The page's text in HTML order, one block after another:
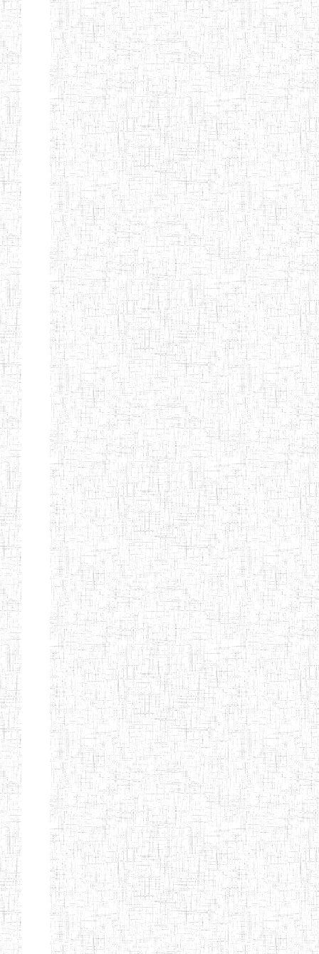
ENIEG
BILINGUE
MATSIAZE
10/07/2000 ENIEG Privé
ENPIEG
BILINGUE
SENTTI-IBES
20/08/2015 ENIEG Privé
ENIEG PRIVEE
BILINGUE LES
ROSSIGNOLS
MAJORS
06/06/2016 ENIEG Privé
ENI PRIVEE
LAIQUE
22/09/2000 ENIEG Privé
ENIEG BERYLA 06/06/2014 ENIEG Privé
ENIEG
L'EXCELLENCE
28/08/2009 ENIEG Privé
ENIEG DES
NATIONS
10/07/2001 ENIEG Privé
ENIET PAUL
MOMO
23/07/2014 ENIET Privé
ENIEG PRIVEE
TCHEB'S
10/07/2008 ENIEG Privé
ENIEG PRIVEE
BILINGUE
INCLUSIVE
LOUIS
BRAILLE DU
CJARC
12/07/2019 ENIEG Privé
ENIEG LA
PENSEE
28/12/2007 ENIEG Privé
ENIEG PRIVEE
AIME-CESAIRE
28/08/2009 ENIEG Privé
ENIEG
SIANTOU
03/06/2014 ENIEG Privé
ENIEG LA
26/05/2014 ENIEG Privé